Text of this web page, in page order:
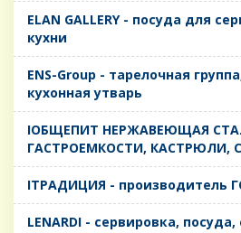
ELAN GALLERY - посуда для
кухни
ENS-Group - тарелочная
кухонная утварь
IОБЩЕПИТ НЕРЖАВЕЮЩАЯ
ГАСТРОЕМКОСТИ, КАСТРЮЛИ,
IТРАДИЦИЯ - производитель
LENARDI - сервировка,